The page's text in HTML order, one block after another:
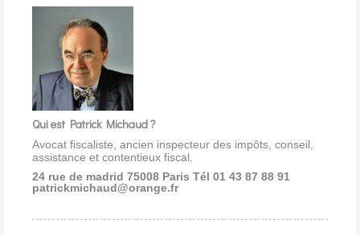
Qui est Patrick Michaud ?
Avocat fiscaliste, ancien inspecteur des impôts, conseil,
assistance et contentieux fiscal.
24 rue de madrid 75008 Paris Tél 01 43 87 88 91
patrickmichaud@orange.fr